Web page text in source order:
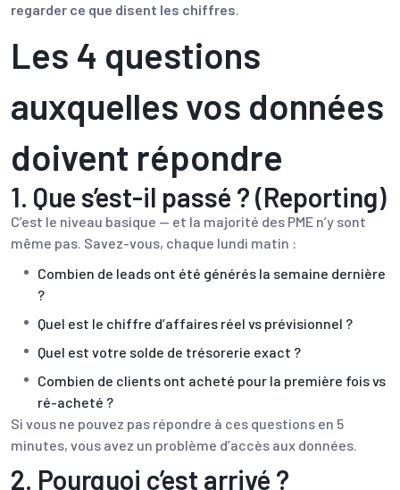
regarder ce que disent les chiffres.
Les 4 questions
auxquelles vos données
doivent répondre
1. Que s’est-il passé ? (Reporting)
C’est le niveau basique — et la majorité des PME n’y sont
même pas. Savez-vous, chaque lundi matin :
Combien de leads ont été générés la semaine dernière
?
Quel est le chiffre d’affaires réel vs prévisionnel ?
Quel est votre solde de trésorerie exact ?
Combien de clients ont acheté pour la première fois vs
ré-acheté ?
Si vous ne pouvez pas répondre à ces questions en 5
minutes, vous avez un problème d’accès aux données.
2. Pourquoi c’est arrivé ?